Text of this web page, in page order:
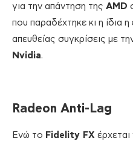
για την απάντηση της AMD
που παραδέχτηκε κι η ίδια
απευθείας συγκρίσεις με
Nvidia.
Radeon Anti-Lag
Ενώ το Fidelity FX έρχεται